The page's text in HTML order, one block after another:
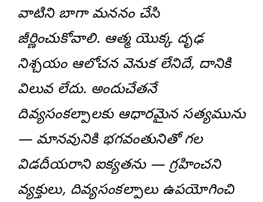
వాటిని బాగా మననం చేసి
జీర్ణించుకోవాలి. ఆత్మ యొక్క దృఢ
నిశ్చయం ఆలోచన వెనుక లేనిదే, దానికి
విలువ లేదు. అందుచేతనే
దివ్యసంకల్పాలకు ఆధారమైన సత్యమును
— మానవునికి భగవంతునితో గల
విడదీయరాని ఐక్యతను — గ్రహించని
వ్యక్తులు, దివ్యసంకల్పాలు ఉపయోగించి